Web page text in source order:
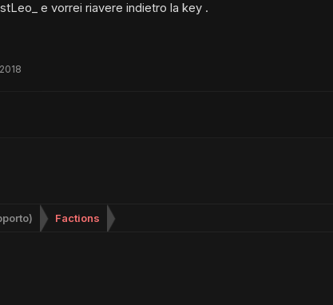
e vorrei riavere indietro la key .
Factions